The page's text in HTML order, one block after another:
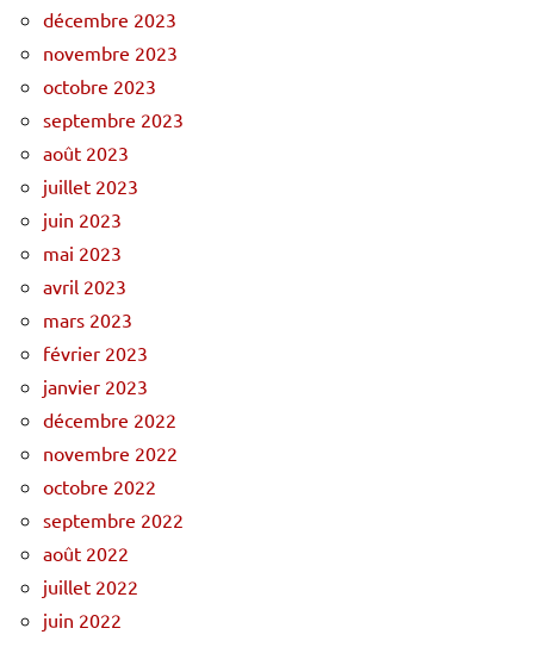
décembre 2023
novembre 2023
octobre 2023
septembre 2023
août 2023
juillet 2023
juin 2023
mai 2023
avril 2023
mars 2023
février 2023
janvier 2023
décembre 2022
novembre 2022
octobre 2022
septembre 2022
août 2022
juillet 2022
juin 2022